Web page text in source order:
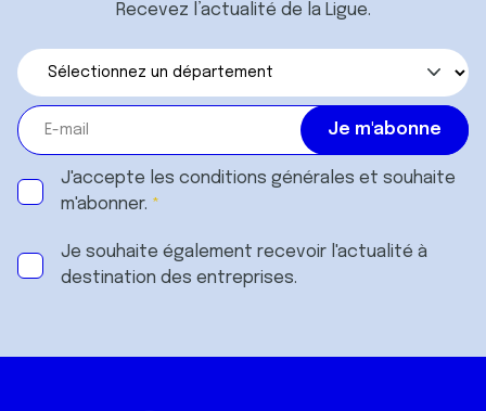
Recevez l’actualité de la Ligue.
J'accepte les conditions générales et souhaite
m'abonner.
Je souhaite également recevoir l'actualité à
destination des entreprises.